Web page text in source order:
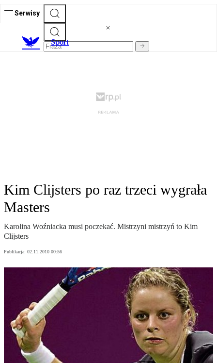
Serwisy
Sport
Kim Clijsters po raz trzeci wygrała
Masters
Karolina Woźniacka musi poczekać. Mistrzyni mistrzyń to Kim
Clijsters
Publikacja: 02.11.2010 00:56